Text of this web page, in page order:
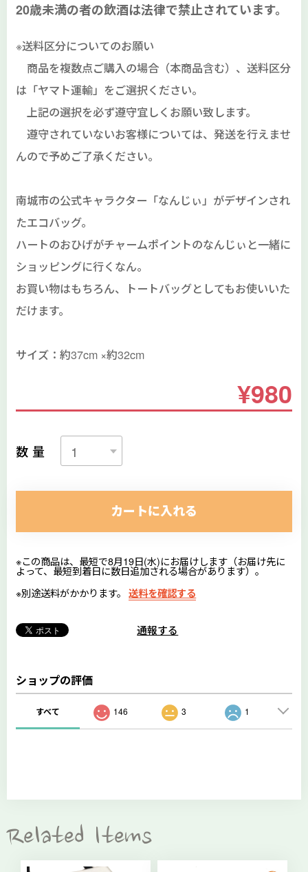
20歳未満の者の飲酒は法律で禁止されています。
※送料区分についてのお願い
商品を複数点ご購入の場合（本商品含む）、送料区分
は「ヤマト運輸」をご選択ください。
上記の選択を必ず遵守宜しくお願い致します。
遵守されていないお客様については、発送を行えませ
んので予めご了承ください。
南城市の公式キャラクター「なんじぃ」がデザインされ
たエコバッグ。
ハートのおひげがチャームポイントのなんじぃと一緒に
ショッピングに行くなん。
お買い物はもちろん、トートバッグとしてもお使いいた
だけます。
サイズ：約37cm ×約32cm
¥980
数量
カートに入れる
※この商品は、最短で8月19日(水)にお届けします（お届け先に
よって、最短到着日に数日追加される場合があります）。
※別途送料がかかります。
送料を確認する
通報する
ショップの評価
すべて 146 3 1
Related Items